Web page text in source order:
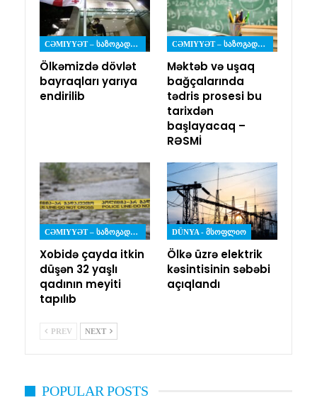
CƏMIYYƏT – ᲡᲐᲖᲝᲒᲐᲓᲝᲔᲑᲐ
Ölkəmizdə dövlət
bayraqları yarıya
endirilib
CƏMIYYƏT – ᲡᲐᲖᲝᲒᲐᲓᲝᲔᲑᲐ
Məktəb və uşaq
bağçalarında
tədris prosesi bu
tarixdən
başlayacaq –
RƏSMİ
CƏMIYYƏT – ᲡᲐᲖᲝᲒᲐᲓᲝᲔᲑᲐ
Xobidə çayda itkin
düşən 32 yaşlı
qadının meyiti
tapılıb
DÜNYA - ᲛᲡᲝᲤᲚᲘᲝ
Ölkə üzrə elektrik
kəsintisinin səbəbi
açıqlandı
PREV NEXT
POPULAR POSTS